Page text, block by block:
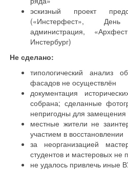
эскизный проект
(«Инстерфест»,
администрация,
Инстербург)
Не сделано:
типологический анализ
фасадов не осуществлён
документация
собрана; сделанные
непригодны для замещения
местные жители не
участием в восстановлении
за неорганизацией
студентов и мастеровых не
не удалось привлечь иные